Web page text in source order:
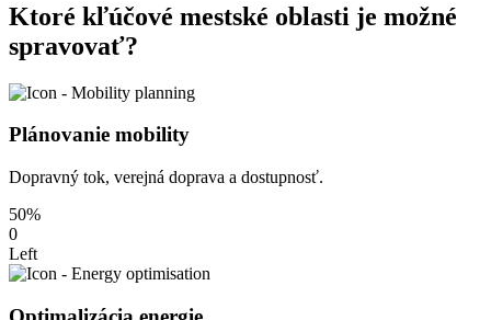
Ktoré kľúčové mestské oblasti je možné
spravovať?
Plánovanie mobility
Dopravný tok, verejná doprava a dostupnosť.
50%
0
Left